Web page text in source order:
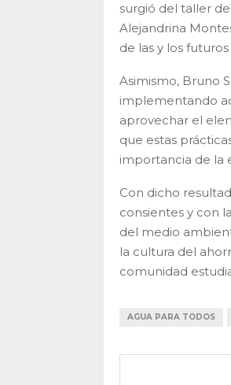
surgió del taller
Alejandrina
de las y los
Asimismo, Bruno
implementando
aprovechar el
que estas
importancia de la
Con dicho
consientes y con
del medio
la cultura del
comunidad
AGUA PARA TODOS